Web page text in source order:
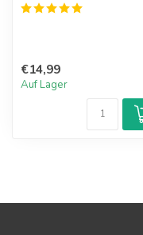
€14,99
Auf Lager